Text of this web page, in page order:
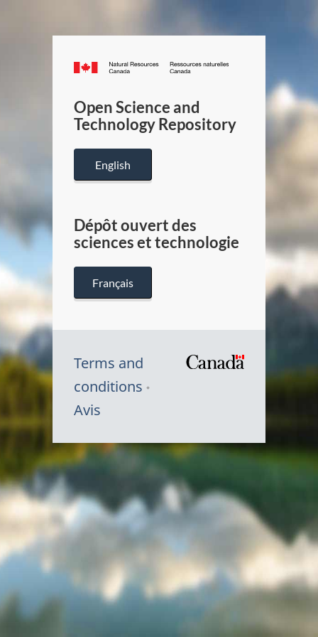
Canada.ca
/
Canada
Open Science and
Technology Repository
English
Dépôt ouvert des
sciences et technologie
Français
Terms and
conditions
Avis
Symbole
du